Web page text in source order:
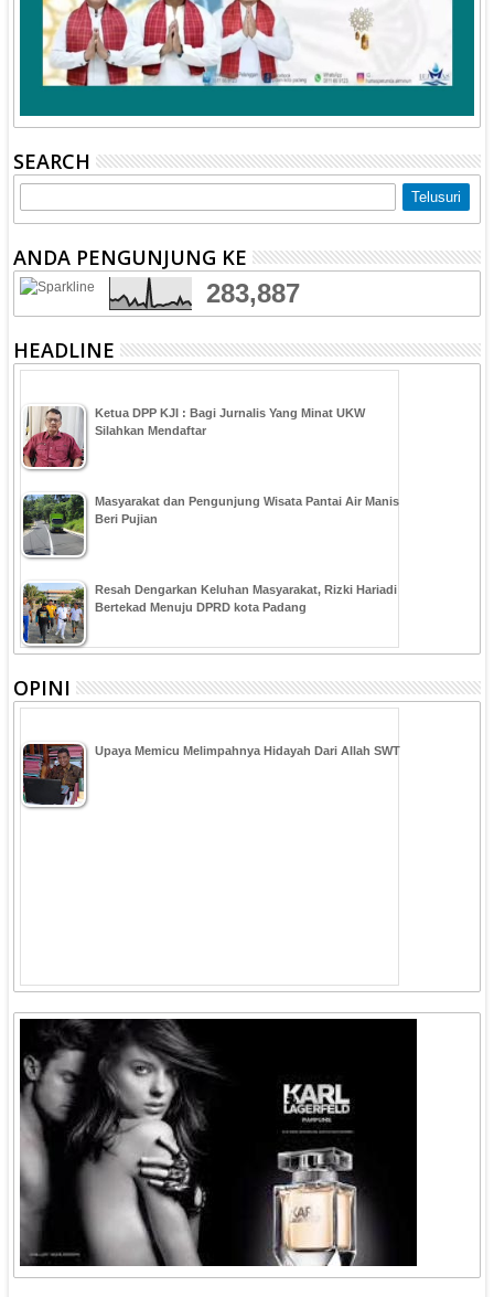
SEARCH
ANDA PENGUNJUNG KE
283,887
HEADLINE
Ketua DPP KJI : Bagi Jurnalis Yang Minat UKW
Silahkan Mendaftar
Masyarakat dan Pengunjung Wisata Pantai Air Manis
Beri Pujian
Resah Dengarkan Keluhan Masyarakat, Rizki Hariadi
Bertekad Menuju DPRD kota Padang
OPINI
Upaya Memicu Melimpahnya Hidayah Dari Allah SWT